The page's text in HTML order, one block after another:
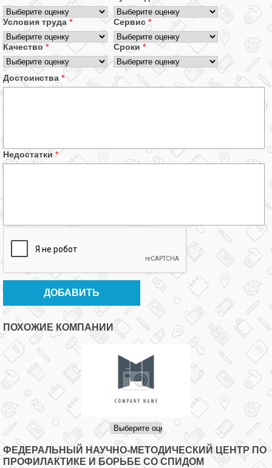
Условия труда * Сервис *
Качество* Сроки *
Достоинства *
Недостатки*
ПОХОЖИЕ КОМПАНИИ
ФЕДЕРАЛЬНЫЙ НАУЧНО-МЕТОДИЧЕСКИЙ ЦЕНТР ПО
ПРОФИЛАКТИКЕ И БОРЬБЕ СО СПИДОМ